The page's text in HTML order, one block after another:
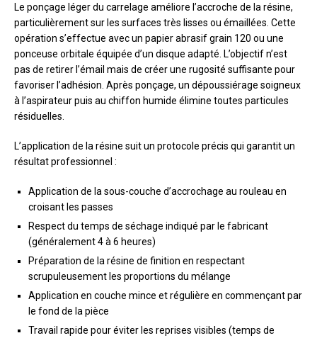
Le ponçage léger du carrelage améliore l’accroche de la résine,
particulièrement sur les surfaces très lisses ou émaillées. Cette
opération s’effectue avec un papier abrasif grain 120 ou une
ponceuse orbitale équipée d’un disque adapté. L’objectif n’est
pas de retirer l’émail mais de créer une rugosité suffisante pour
favoriser l’adhésion. Après ponçage, un dépoussiérage soigneux
à l’aspirateur puis au chiffon humide élimine toutes particules
résiduelles.
L’application de la résine suit un protocole précis qui garantit un
résultat professionnel :
Application de la sous-couche d’accrochage au rouleau en
croisant les passes
Respect du temps de séchage indiqué par le fabricant
(généralement 4 à 6 heures)
Préparation de la résine de finition en respectant
scrupuleusement les proportions du mélange
Application en couche mince et régulière en commençant par
le fond de la pièce
Travail rapide pour éviter les reprises visibles (temps de